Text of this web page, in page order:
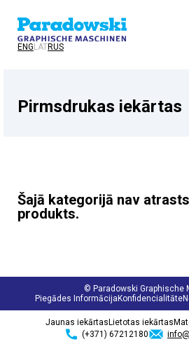
ENG LATRUS
Pirmsdrukas iekārtas
Šajā kategorijā nav
produkts.
© Paradowski Graphische
Piegādes Informācija Konfidencialitāte
Jaunas iekārtas Lietotas iekārtas
(+371) 67212180